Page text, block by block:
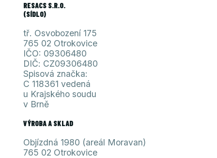
RESACS S.R.O.
(SÍDLO)
tř. Osvobození 175
765 02 Otrokovice
IČO: 09306480
DIČ: CZ09306480
Spisová značka:
C 118361 vedená
u Krajského soudu
v Brně
VÝROBA A SKLAD
Objízdná 1980 (areál Moravan)
765 02 Otrokovice